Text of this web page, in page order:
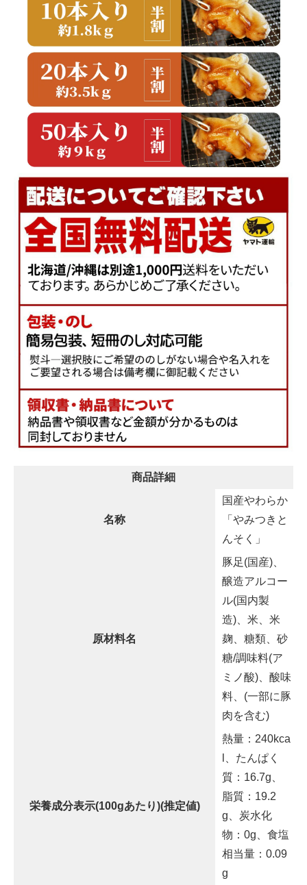
商品詳細
名称
国産やわらか
「やみつきと
んそく」
原材料名
豚足(国産)、
醸造アルコー
ル(国内製
造)、米、米
麹、糖類、砂
糖/調味料(ア
ミノ酸)、酸味
料、(一部に豚
肉を含む)
栄養成分表示(100gあたり)(推定値)
熱量：240kca
l、たんぱく
質：16.7g、
脂質：19.2
g、炭水化
物：0g、食塩
相当量：0.09
g